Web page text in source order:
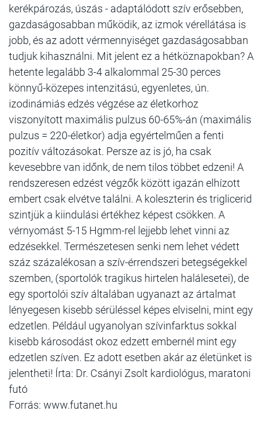
kerékpározás, úszás - adaptálódott szív erősebben,
gazdaságosabban működik, az izmok vérellátása is
jobb, és az adott vérmennyiséget gazdaságosabban
tudjuk kihasználni. Mit jelent ez a hétköznapokban? A
hetente legalább 3-4 alkalommal 25-30 perces
könnyű-közepes intenzitású, egyenletes, ún.
izodinámiás edzés végzése az életkorhoz
viszonyított maximális pulzus 60-65%-án (maximális
pulzus = 220-életkor) adja egyértelműen a fenti
pozitív változásokat. Persze az is jó, ha csak
kevesebbre van időnk, de nem tilos többet edzeni! A
rendszeresen edzést végzők között igazán elhízott
embert csak elvétve találni. A koleszterin és triglicerid
szintjük a kiindulási értékhez képest csökken. A
vérnyomást 5-15 Hgmm-rel lejjebb lehet vinni az
edzésekkel. Természetesen senki nem lehet védett
száz százalékosan a szív-érrendszeri betegségekkel
szemben, (sportolók tragikus hirtelen halálesetei), de
egy sportolói szív általában ugyanazt az ártalmat
lényegesen kisebb sérüléssel képes elviselni, mint egy
edzetlen. Például ugyanolyan szívinfarktus sokkal
kisebb károsodást okoz edzett embernél mint egy
edzetlen szíven. Ez adott esetben akár az életünket is
jelentheti! Írta: Dr. Csányi Zsolt kardiológus, maratoni
futó
Forrás: www.futanet.hu